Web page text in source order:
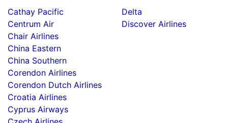
Cathay Pacific
Centrum Air
Chair Airlines
China Eastern
China Southern
Corendon Airlines
Corendon Dutch Airlines
Croatia Airlines
Cyprus Airways
Delta
Discover Airlines